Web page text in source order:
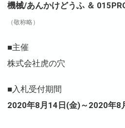
機械/あんかけどうふ ＆
（敬称略）
■主催
株式会社虎の穴
■入札受付期間
2020年8月14日(金)～2020年8